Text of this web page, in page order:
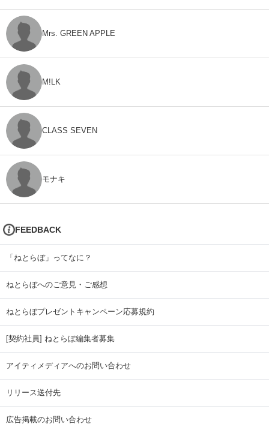
Mrs. GREEN APPLE
M!LK
CLASS SEVEN
モナキ
FEEDBACK
「ねとらぼ」ってなに？
ねとらぼへのご意見・ご感想
ねとらぼプレゼントキャンペーン応募規約
[契約社員] ねとらぼ編集者募集
アイティメディアへのお問い合わせ
リリース送付先
広告掲載のお問い合わせ